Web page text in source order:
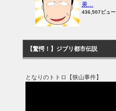
果…
436,507ビュー
【驚愕！】ジブリ都市伝説
となりのトトロ【狭山事件】